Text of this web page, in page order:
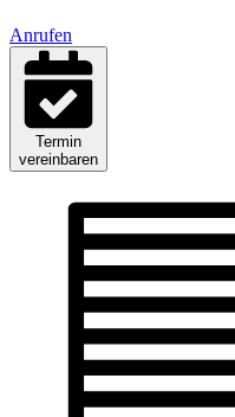
Anrufen
Termin
vereinbaren